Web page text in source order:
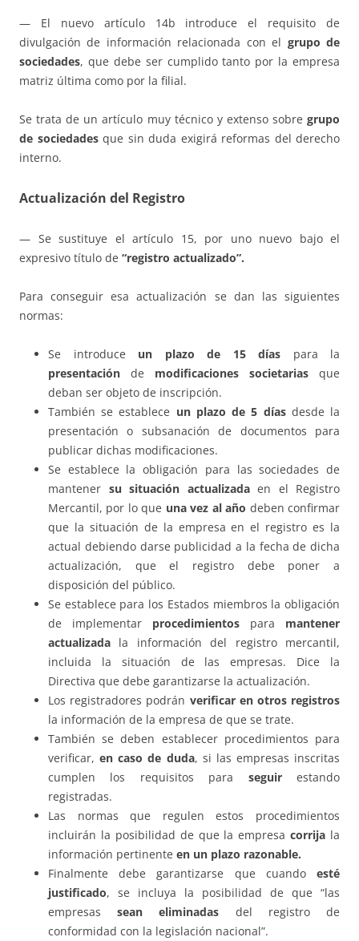
— El nuevo artículo 14b introduce el requisito de
divulgación de información relacionada con el grupo de
sociedades, que debe ser cumplido tanto por la empresa
matriz última como por la filial.
Se trata de un artículo muy técnico y extenso sobre grupo
de sociedadesque sin duda exigirá reformas del derecho
interno.
Actualización del Registro
— Se sustituye el artículo 15, por uno nuevo bajo el
expresivo título de “registro actualizado”.
Para conseguir esa actualización se dan las siguientes
normas:
Se introduce un plazo de 15 días para la
presentación de modificaciones societarias que
deban ser objeto de inscripción.
También se establece un plazo de 5 díasdesde la
presentación o subsanación de documentos para
publicar dichas modificaciones.
Se establece la obligación para las sociedades de
mantener su situación actualizadaen el Registro
Mercantil, por lo que una vez al año deben confirmar
que la situación de la empresa en el registro es la
actual debiendo darse publicidad a la fecha de dicha
actualización, que el registro debe poner a
disposición del público.
Se establece para los Estados miembros la obligación
de implementar procedimientos para mantener
actualizada la información del registro mercantil,
incluida la situación de las empresas. Dice la
Directiva que debe garantizarse la actualización.
Los registradores podrán verificar en otros registros
la información de la empresa de que se trate.
También se deben establecer procedimientos para
verificar,en caso de duda, si las empresas inscritas
cumplen los requisitos para seguirestando
registradas.
Las normas que regulen estos procedimientos
incluirán la posibilidad de que la empresacorrija la
información pertinente en un plazo razonable.
Finalmente debe garantizarse que cuando esté
justificado, se incluya la posibilidad de que “las
empresassean eliminadas del registro de
conformidad con la legislación nacional”.